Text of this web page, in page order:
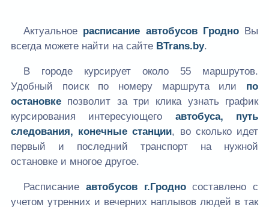
Актуальное расписание автобусов ГродноВы
всегда можете найти на сайте BTrans.by.
В городе курсирует около 55 маршрутов.
Удобный поиск по номеру маршрута или по
остановке позволит за три клика узнать график
курсирования интересующего автобуса, путь
следования, конечные станции, во сколько идет
первый и последний транспорт на нужной
остановке и многое другое.
Расписание автобусов г.Гродносоставлено с
учетом утренних и вечерних наплывов людей в так